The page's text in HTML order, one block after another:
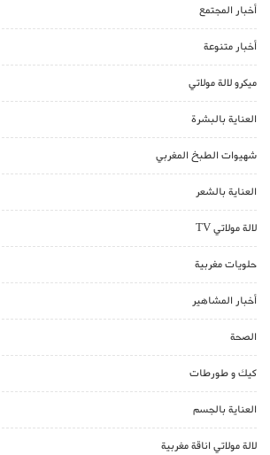
أخبار المجتمع
أخبار متنوعة
ميكرو لالة مولاتي
العناية بالبشرة
شهيوات الطبخ المغربي
العناية بالشعر
لالة مولاتي TV
حلويات مغربية
أخبار المشاهير
الصحة
كيك و طورطات
العناية بالجسم
لالة مولاتي اناقة مغربية